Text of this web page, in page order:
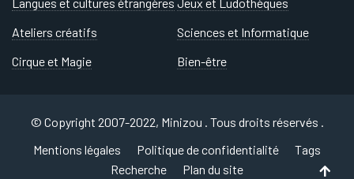
Ateliers créatifs
Sciences et Informatique
Cirque et Magie
Bien-être
© Copyright 2007-2022, Minizou . Tous droits réservés .
Mentions légales
Politique de confidentialité
Tags
Recherche
Plan du site